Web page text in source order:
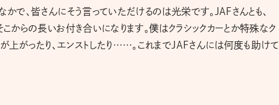
かで、皆さんにそう言っていただけるのは光栄です。JAFさんとも、
からの長いお付き合いになります。僕はクラシックカーとか特殊なク
上がったり、エンストしたり……。これまでJAFさんには何度も助けて